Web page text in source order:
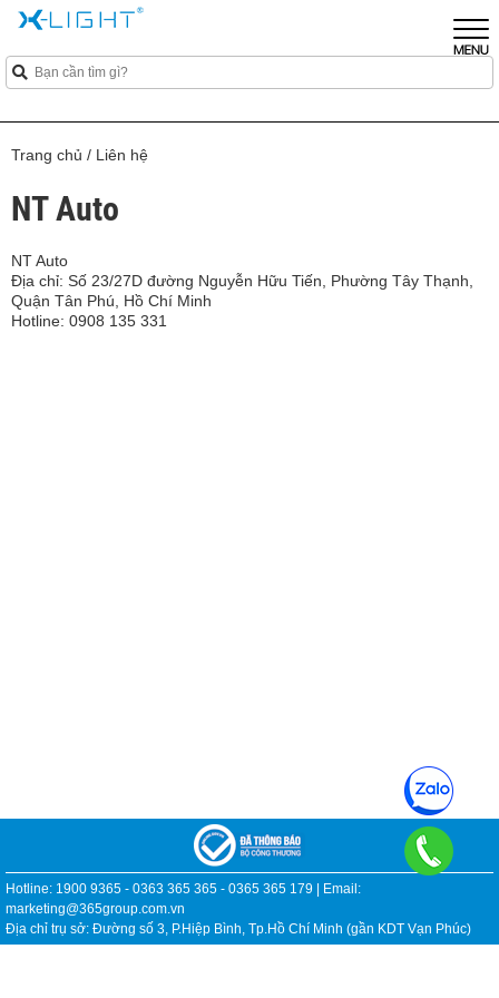
Trang chủ / Liên hệ
NT Auto
NT Auto
Địa chỉ: Số 23/27D đường Nguyễn Hữu Tiến, Phường Tây Thạnh,
Quận Tân Phú, Hồ Chí Minh
Hotline: 0908 135 331
Hotline: 1900 9365 - 0363 365 365 - 0365 365 179 | Email:
marketing@365group.com.vn
Địa chỉ trụ sở: Đường số 3, P.Hiệp Bình, Tp.Hồ Chí Minh (gần KDT Vạn Phúc)